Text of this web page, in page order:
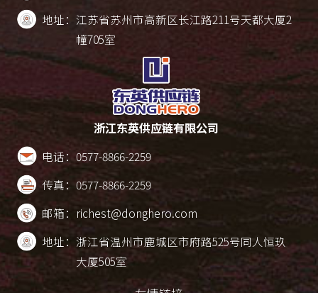
地址： 江苏省苏州市高新区长江路211号天都大厦2
幢705室
浙江东英供应链有限公司
电话： 0577-8866-2259
传真： 0577-8866-2259
邮箱： richest@donghero.com
地址： 浙江省温州市鹿城区市府路525号同人恒玖
大厦505室